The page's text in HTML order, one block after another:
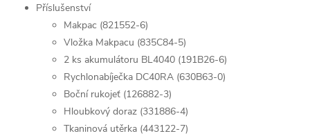
Příslušenství
Makpac (821552-6)
Vložka Makpacu (835C84-5)
2 ks akumulátoru BL4040 (191B26-6)
Rychlonabíječka DC40RA (630B63-0)
Boční rukojeť (126882-3)
Hloubkový doraz (331886-4)
Tkaninová utěrka (443122-7)